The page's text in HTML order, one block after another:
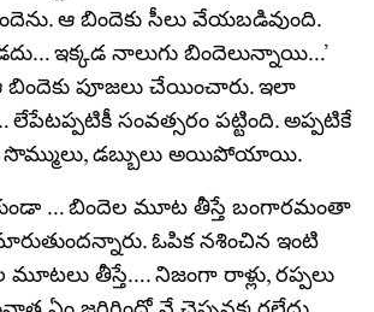
ఆ బిందెకు సీలు వేయబడివుంది.
ఇక్కడ నాలుగు బిందెలున్నాయి…’
బిందెకు పూజలు చేయించారు. ఇలా
లేపేటప్పటికీ సంవత్సరం పట్టింది. అప్పటికే
సొమ్ములు, డబ్బులు అయిపోయాయి.
… బిందెల మూట తీస్తే బంగారమంతా
ఓపిక నశించిన ఇంటి
తీస్తే…. నిజంగా రాళ్లు, రప్పలు